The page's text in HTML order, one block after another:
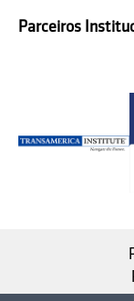
Parceiros